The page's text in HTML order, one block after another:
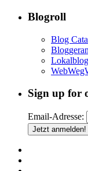
Blogroll
Blog
Sign up for
Email-Adresse: